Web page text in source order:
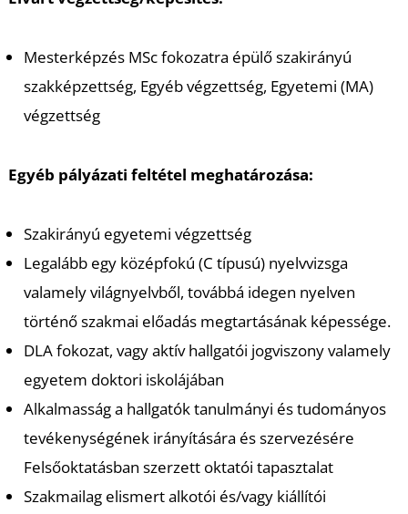
Mesterképzés MSc fokozatra épülő szakirányú
szakképzettség, Egyéb végzettség, Egyetemi (MA)
végzettség
Egyéb pályázati feltétel meghatározása:
Szakirányú egyetemi végzettség
Legalább egy középfokú (C típusú) nyelvvizsga
valamely világnyelvből, továbbá idegen nyelven
történő szakmai előadás megtartásának képessége.
DLA fokozat, vagy aktív hallgatói jogviszony valamely
egyetem doktori iskolájában
Alkalmasság a hallgatók tanulmányi és tudományos
tevékenységének irányítására és szervezésére
Felsőoktatásban szerzett oktatói tapasztalat
Szakmailag elismert alkotói és/vagy kiállítói